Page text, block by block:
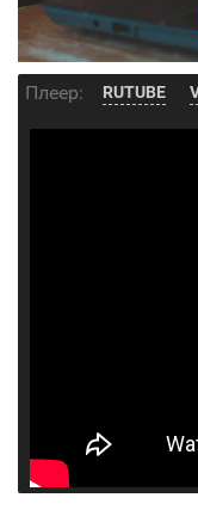
Плеер: RUTUBE